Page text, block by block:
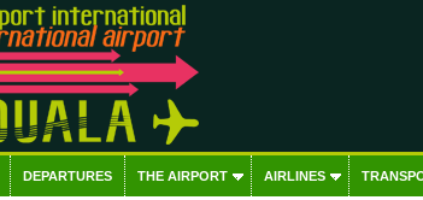
DEPARTURES THE AIRPORT AIRLINES